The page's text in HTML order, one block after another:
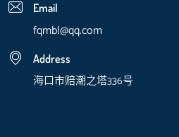
Email
fqmbl@qq.com
Address
海口市赔潮之塔336号